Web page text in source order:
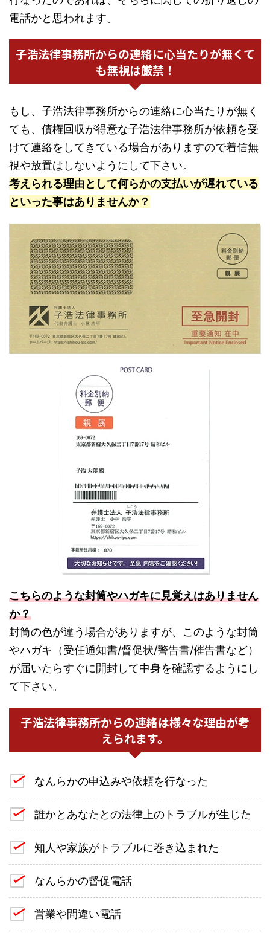
電話かと思われます。
子浩法律事務所からの連絡に心当たりが無くて
も無視は厳禁！
もし、子浩法律事務所からの連絡に心当たりが無く
ても、債権回収が得意な子浩法律事務所が依頼を受
けて連絡をしてきている場合がありますので着信無
視や放置はしないようにして下さい。
考えられる理由として何らかの支払いが遅れている
といった事はありませんか？
こちらのような封筒やハガキに見覚えはありません
か？
封筒の色が違う場合がありますが、このような封筒
やハガキ（受任通知書/督促状/警告書/催告書など）
が届いたらすぐに開封して中身を確認するようにし
て下さい。
子浩法律事務所からの連絡は様々な理由が考
えられます。
なんらかの申込みや依頼を行なった
誰かとあなたとの法律上のトラブルが生じた
知人や家族がトラブルに巻き込まれた
なんらかの督促電話
営業や間違い電話